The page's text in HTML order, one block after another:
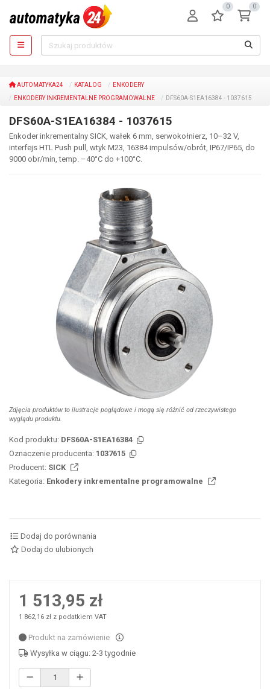
0 0
AUTOMATYKA24 KATALOG
ENKODERY
ENKODERY INKREMENTALNE PROGRAMOWALNE
DFS60A-S1EA16384 - 1037615
DFS60A-S1EA16384 - 1037615
Enkoder inkrementalny SICK, wałek 6 mm, serwokołnierz, 10–32 V,
interfejs HTL Push pull, wtyk M23, 16384 impulsów/obrót, IP67/IP65, do
9000 obr/min, temp. –40°C do +100°C.
Zdjęcia produktów to ilustracje poglądowe i mogą się różnić od rzeczywistego
wyglądu produktu.
Kod produktu: DFS60A-S1EA16384
Oznaczenie producenta: 1037615
Producent: SICK
Kategoria: Enkodery inkrementalne programowalne
Dodaj do porównania
Dodaj do ulubionych
1 513,95 zł
1 862,16 zł z podatkiem VAT
Produkt na zamówienie
Wysyłka w ciągu: 2-3 tygodnie